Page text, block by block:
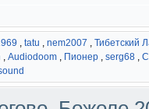
, tatu , nem2007 , Тибетский
, Audiodoom , Пионер , serg68 ,